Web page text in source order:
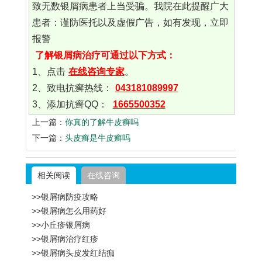
致无数银屑病患者上当受骗。我院在此提醒广大
患者：谨防医托以及虚假广告，如有发现，立即
报警
了解银屑病治疗可通过以下方式：
1、点击 在线咨询专家。
2、致电抗癣热线：
043181089997
3、添加抗癣QQ：
1665500352
上一篇： 你真的了解牛皮癣吗
下一篇： 头皮癣是牛皮癣吗
相关阅读 在线咨询
>>银屑病防疫攻略
>>银屑病怎么用药好
>>小丘疹银屑病
>>银屑病治疗红疹
>>银屑病头皮发红结痂